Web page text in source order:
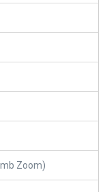
Zoom)